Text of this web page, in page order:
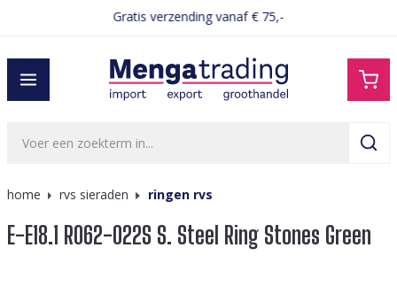
Gratis verzending vanaf € 75,-
home rvs sieraden ringen rvs
E-E18.1 R062-022S S. Steel Ring Stones Green